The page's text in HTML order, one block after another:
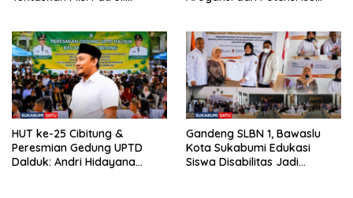
HUT ke-25 Cibitung &
Peresmian Gedung UPTD
Dalduk: Andri Hidayana
Gandeng SLBN 1, Bawaslu
Kota Sukabumi Edukasi
Siswa Disabilitas Jadi